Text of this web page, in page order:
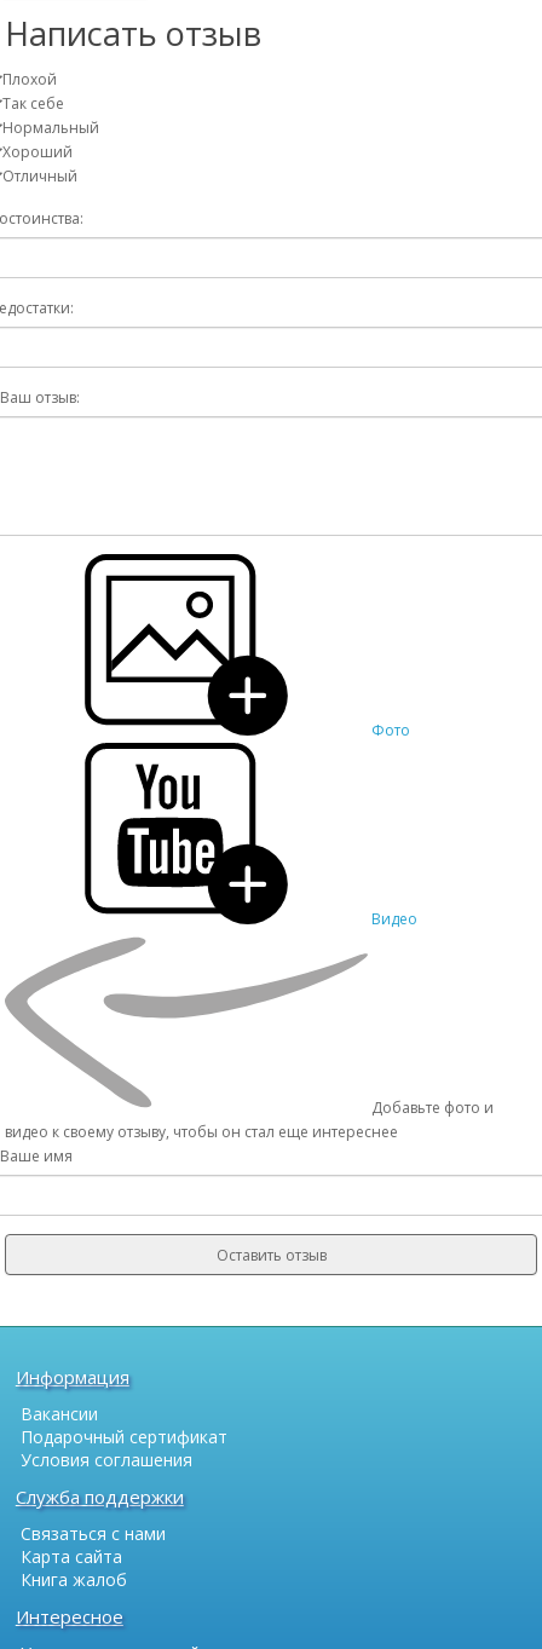
Написать отзыв
Плохой
Так себе
Нормальный
Хороший
Отличный
Ваш отзыв:
Фото
Видео
Добавьте фото и
видео к своему отзыву, чтобы он стал еще интереснее
Ваше имя
Оставить отзыв
Информация
Вакансии
Подарочный сертификат
Условия соглашения
Служба поддержки
Связаться с нами
Карта сайта
Книга жалоб
Интересное